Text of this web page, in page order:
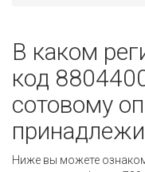
В каком
код
сотовому
Ниже вы можете